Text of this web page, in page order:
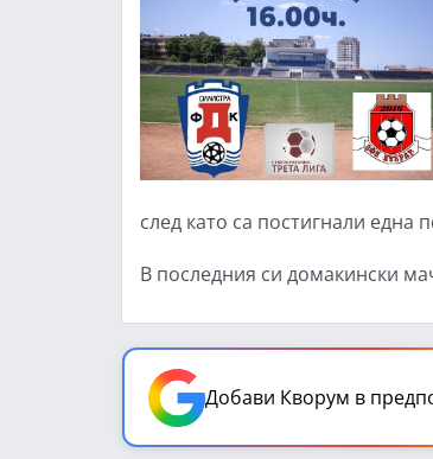
след като са постигнали една
В последния си домакински
Добави Кворум в